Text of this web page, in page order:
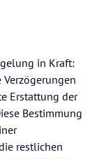
in Kraft:
Erstattung der
Bestimmung
restlichen